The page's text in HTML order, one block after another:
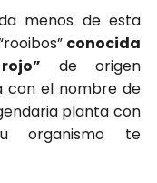
menos de esta
conocida
de origen
con el nombre de
planta con
organismo te